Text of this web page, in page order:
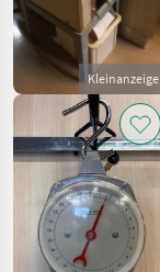
Kleinanzeige